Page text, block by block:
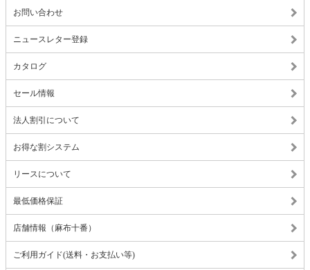
お問い合わせ
ニュースレター登録
カタログ
セール情報
法人割引について
お得な割システム
リースについて
最低価格保証
店舗情報（麻布十番）
ご利用ガイド(送料・お支払い等)